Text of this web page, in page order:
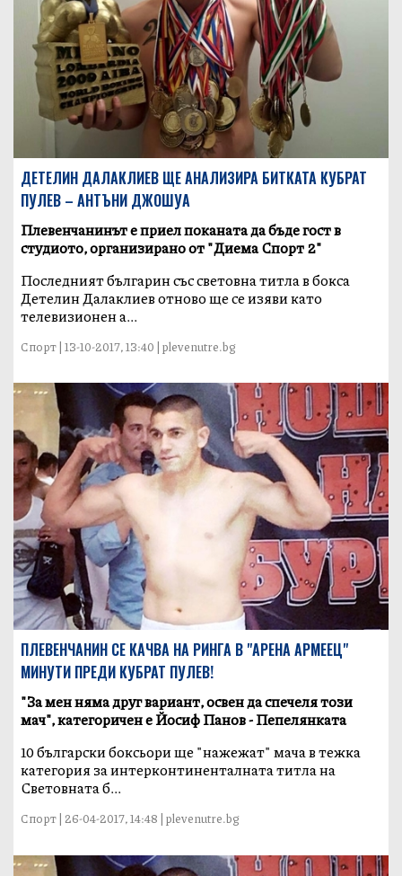
ДЕТЕЛИН ДАЛАКЛИЕВ ЩЕ АНАЛИЗИРА БИТКАТА КУБРАТ
ПУЛЕВ – АНТЪНИ ДЖОШУА
Плевенчанинът е приел поканата да бъде гост в
студиото, организирано от "Диема Спорт 2"
Последният българин със световна титла в бокса
Детелин Далаклиев отново ще се изяви като
телевизионен а...
Спорт | 13-10-2017, 13:40 | plevenutre.bg
ПЛЕВЕНЧАНИН СЕ КАЧВА НА РИНГА В "АРЕНА АРМЕЕЦ"
МИНУТИ ПРЕДИ КУБРАТ ПУЛЕВ!
"За мен няма друг вариант, освен да спечеля този
мач", категоричен е Йосиф Панов - Пепелянката
10 български боксьори ще "нажежат" мача в тежка
категория за интерконтиненталната титла на
Световната б...
Спорт | 26-04-2017, 14:48 | plevenutre.bg